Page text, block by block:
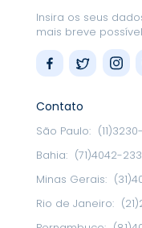
Insira os seus
mais breve
Contato
São Paulo:
Bahia: (71)4042-
Minas Gerais:
Rio de Janeiro: